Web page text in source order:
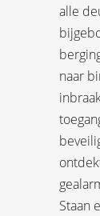
alle
naar
Staan